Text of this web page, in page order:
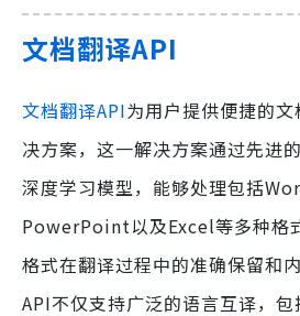
文档翻译API
文档翻译API为用户提供便捷的
决方案，这一解决方案通过先进
深度学习模型，能够处理包括
PowerPoint以及Excel等多种格
格式在翻译过程中的准确保留和
API不仅支持广泛的语言互译，